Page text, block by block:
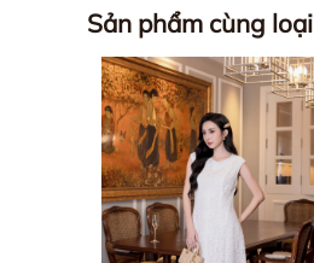
Sản phẩm cùng loại